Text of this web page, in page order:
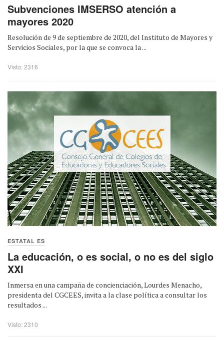
Subvenciones IMSERSO atención a
mayores 2020
Resolución de 9 de septiembre de 2020, del Instituto de Mayores y
Servicios Sociales, por la que se convoca la ...
Visto: 2316
ESTATAL ES
La educación, o es social, o no es del siglo
XXI
Inmersa en una campaña de concienciación, Lourdes Menacho,
presidenta del CGCEES, invita a la clase política a consultar los
resultados ...
Visto: 2310